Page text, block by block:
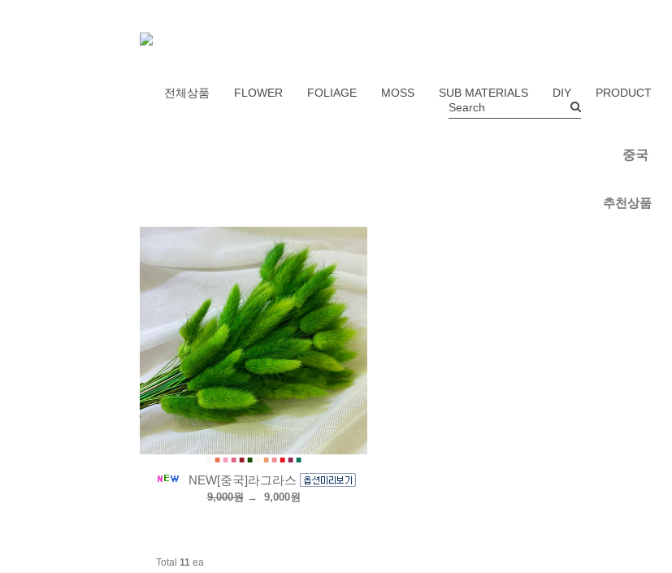
전체상품 FLOWER FOLIAGE MOSS SUB MATERIALS DIY PRODUCT
Search
중국
추천상품
■ ■ ■ ■ ■ ■ ■ ■ ■ ■
NEW[중국]라그라스
9,000원→ 9,000원
Total 11 ea